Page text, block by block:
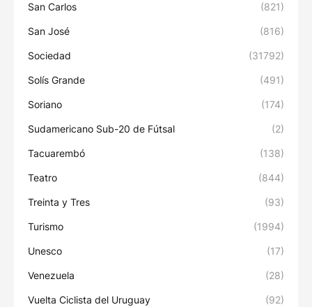
San Carlos (821)
San José (816)
Sociedad (31792)
Solís Grande (491)
Soriano (174)
Sudamericano Sub-20 de Fútsal (2)
Tacuarembó (138)
Teatro (844)
Treinta y Tres (93)
Turismo (1994)
Unesco (17)
Venezuela (28)
Vuelta Ciclista del Uruguay (92)